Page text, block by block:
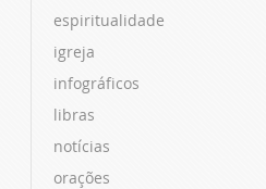
espiritualidade
igreja
infográficos
libras
notícias
orações